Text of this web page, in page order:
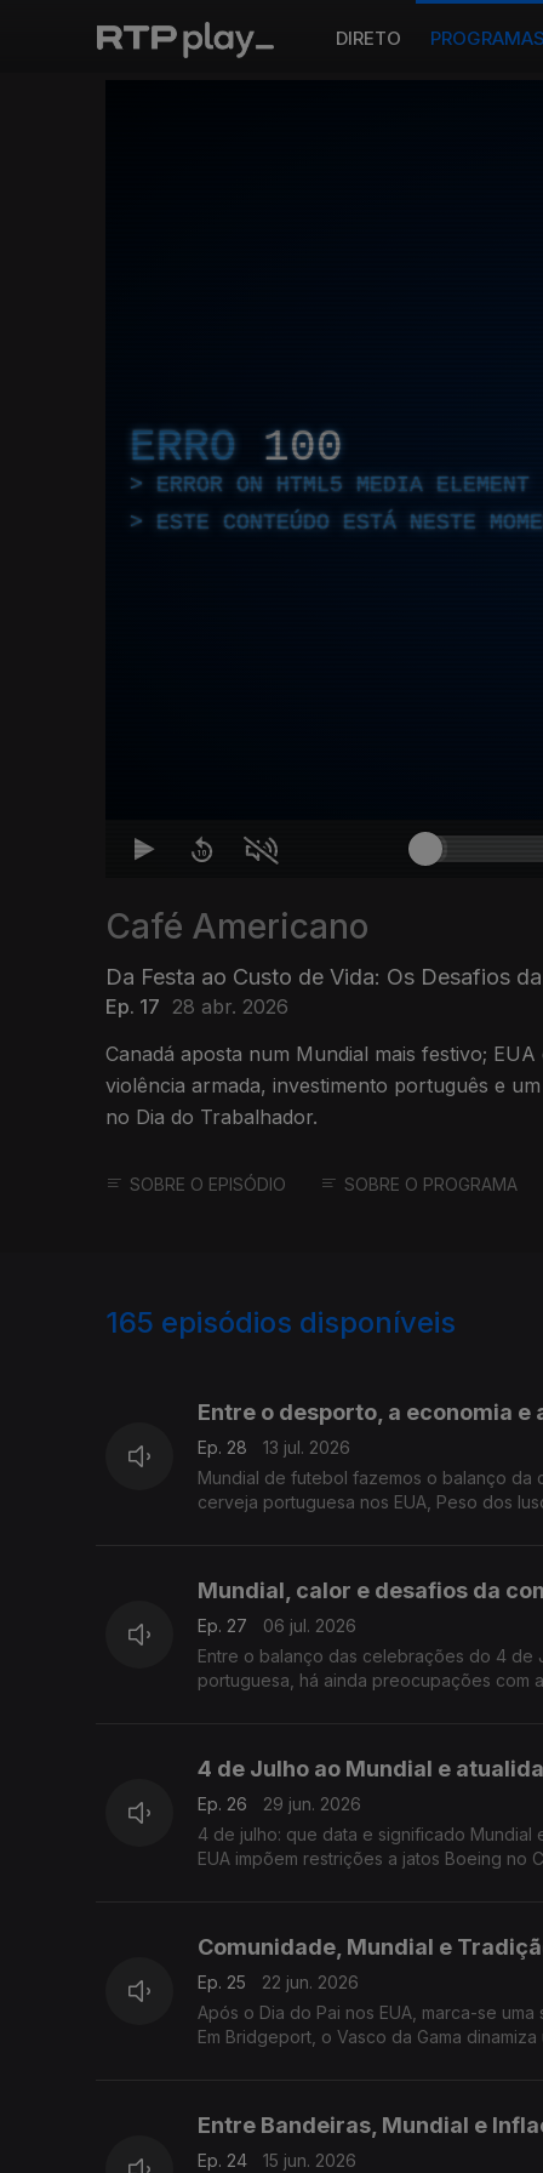
DIRETO PROGRAMAS
ERRO 100
ERROR ON HTML5 MEDIA ELEMENT
ESTE CONTEÚDO ESTÁ NESTE
Café Americano
Da Festa ao Custo de Vida: Os Desafios
Ep. 17 28 abr. 2026
Canadá aposta num Mundial mais festivo;
violência armada, investimento português e
no Dia do Trabalhador.
SOBRE O EPISÓDIO SOBRE O PROGRAMA
165 episódios disponíveis
Entre o desporto, a economia
Ep. 28
13 jul. 2026
Mundial de futebol fazemos o balanço da
cerveja portuguesa nos EUA, Peso dos
Mundial, calor e desafios da
Ep. 27
06 jul. 2026
Entre o balanço das celebrações do 4 de
portuguesa, há ainda preocupações com
4 de Julho ao Mundial e
Ep. 26
29 jun. 2026
4 de julho: que data e significado Mundial
EUA impõem restrições a jatos Boeing no
Comunidade, Mundial e
Ep. 25
22 jun. 2026
Após o Dia do Pai nos EUA, marca-se
Em Bridgeport, o Vasco da Gama
Entre Bandeiras, Mundial e
Ep. 24
15 jun. 2026